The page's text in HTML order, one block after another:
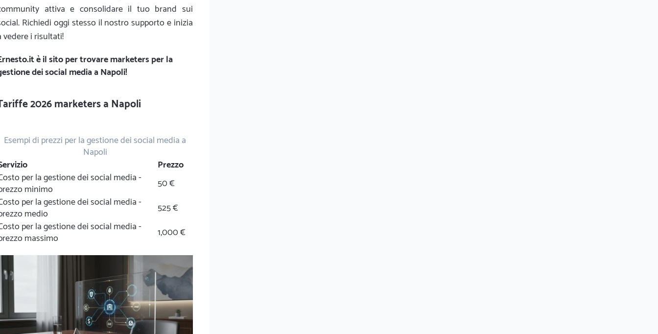
attiva e consolidare il tuo brand sui
Richiedi oggi stesso il nostro supporto e inizia
vedere i risultati!
è il sito per trovare marketers per la
dei social media a Napoli!
2026 marketers a Napoli
Esempi di prezzi per la gestione dei social media a
Napoli
Prezzo
per la gestione dei social media -
minimo
50 €
per la gestione dei social media -
medio
525 €
per la gestione dei social media -
massimo
1,000 €